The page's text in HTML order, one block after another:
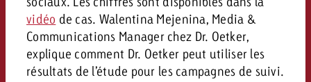
Zum Beitrag
Souhaitez-vous planifier une
Lire l’article
Souhaitez-vous en savoir
Lire l’article
Vous souhaitez en savoir
Goldbach
Actualités
vidéo de cas. Walentina Mejenina, Media &
Communications Manager chez Dr. Oetker,
explique comment Dr. Oetker peut utiliser les
résultats de l’étude pour les campagnes de suivi.